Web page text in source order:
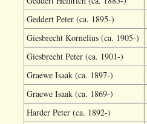
Geddert Peter (ca. 1895-)
Giesbrecht Kornelius (ca. 1905-)
Giesbrecht Peter (ca. 1901-)
Graewe Isaak (ca. 1897-)
Graewe Isaak (ca. 1869-)
Harder Peter (ca. 1892-)